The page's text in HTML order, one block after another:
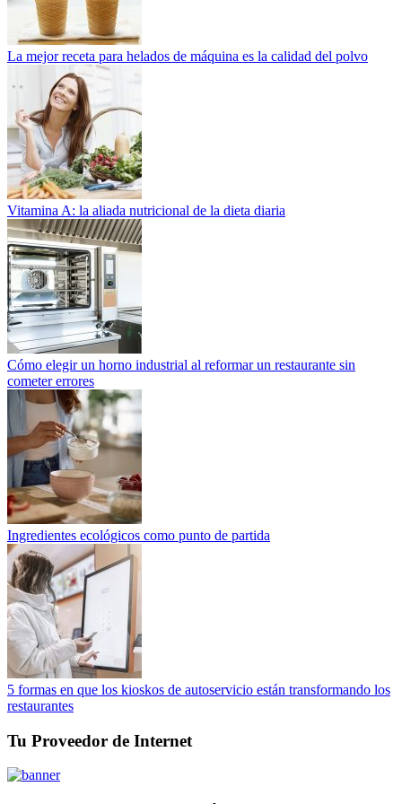
La mejor receta para helados de máquina es la calidad del polvo
Vitamina A: la aliada nutricional de la dieta diaria
Cómo elegir un horno industrial al reformar un restaurante sin
cometer errores
Ingredientes ecológicos como punto de partida
5 formas en que los kioskos de autoservicio están transformando los
restaurantes
Tu Proveedor de Internet